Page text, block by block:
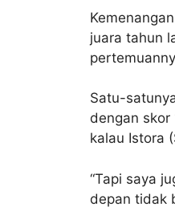
juara tahun
Satu-
dengan skor
kalau Istora
“Tapi saya
depan tidak